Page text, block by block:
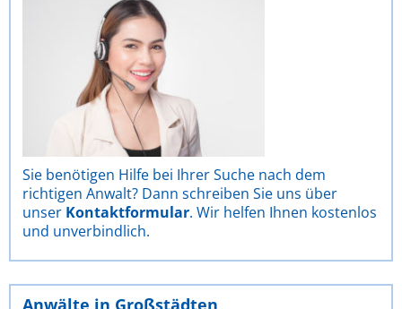
Sie benötigen Hilfe bei Ihrer Suche nach dem
richtigen Anwalt? Dann schreiben Sie uns über
unser Kontaktformular. Wir helfen Ihnen kostenlos
und unverbindlich.
Anwälte in Großstädten